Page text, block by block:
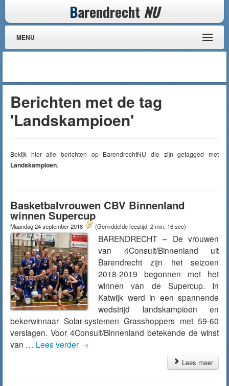
Barendrecht NU
MENU
Berichten met de tag
'Landskampioen'
Bekijk hier alle berichten op BarendrechtNU die zijn getagged met
Landskampioen.
Basketbalvrouwen CBV Binnenland
winnen Supercup
Maandag 24 september 2018 (Gemiddelde leestijd: 2 min, 16 sec)
BARENDRECHT – De vrouwen
van 4Consult/Binnenland uit
Barendrecht zijn het seizoen
2018-2019 begonnen met het
winnen van de Supercup. In
Katwijk werd in een spannende
wedstrijd landskampioen en
bekerwinnaar Solar-systemen Grasshoppers met 59-60
verslagen. Voor 4Consult/Binnenland betekende de winst
van … Lees verder →
Lees meer